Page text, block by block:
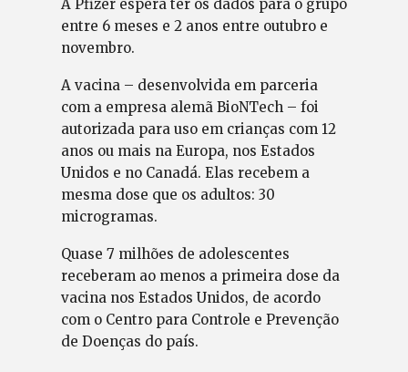
A Pfizer espera ter os dados para o grupo
entre 6 meses e 2 anos entre outubro e
novembro.
A vacina – desenvolvida em parceria
com a empresa alemã BioNTech – foi
autorizada para uso em crianças com 12
anos ou mais na Europa, nos Estados
Unidos e no Canadá. Elas recebem a
mesma dose que os adultos: 30
microgramas.
Quase 7 milhões de adolescentes
receberam ao menos a primeira dose da
vacina nos Estados Unidos, de acordo
com o Centro para Controle e Prevenção
de Doenças do país.